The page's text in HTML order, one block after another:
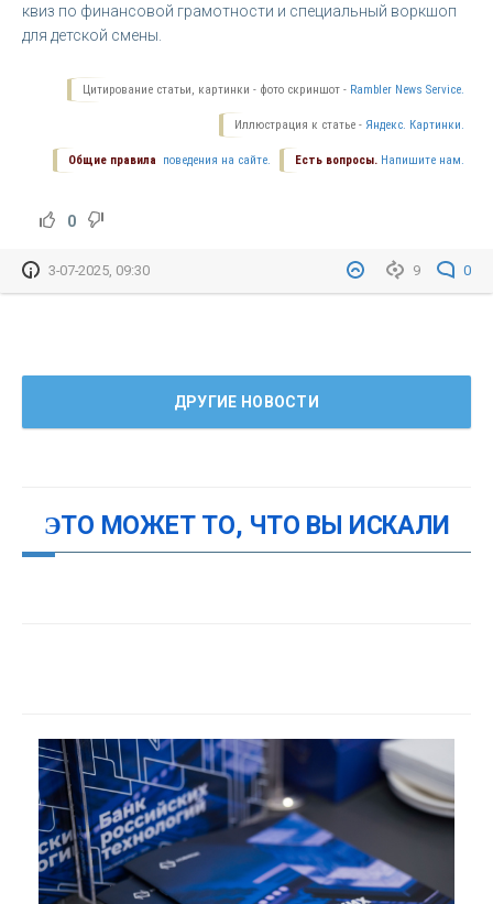
квиз по финансовой грамотности и специальный воркшоп
для детской смены.
Цитирование статьи, картинки - фото скриншот - Rambler News Service.
Иллюстрация к статье - Яндекс. Картинки.
Есть вопросы. Напишите нам.
Общие правила поведения на сайте.
0
9 0
3-07-2025, 09:30
ДРУГИЕ НОВОСТИ
ЭТО МОЖЕТ ТО, ЧТО ВЫ ИСКАЛИ